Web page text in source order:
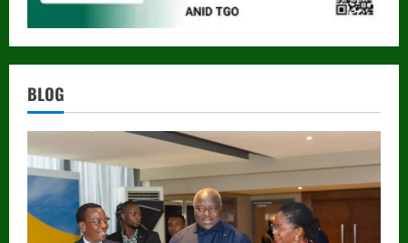
BLOG